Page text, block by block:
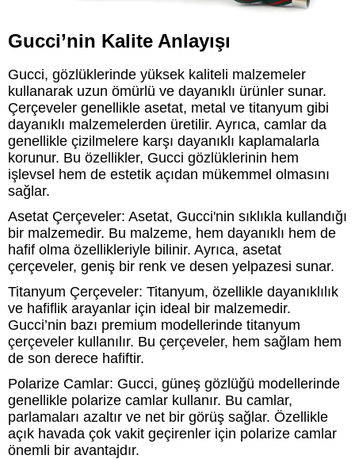
Gucci’nin Kalite Anlayışı
Gucci, gözlüklerinde yüksek kaliteli malzemeler
kullanarak uzun ömürlü ve dayanıklı ürünler sunar.
Çerçeveler genellikle asetat, metal ve titanyum gibi
dayanıklı malzemelerden üretilir. Ayrıca, camlar da
genellikle çizilmelere karşı dayanıklı kaplamalarla
korunur. Bu özellikler, Gucci gözlüklerinin hem
işlevsel hem de estetik açıdan mükemmel olmasını
sağlar.
Asetat Çerçeveler: Asetat, Gucci'nin sıklıkla kullandığı
bir malzemedir. Bu malzeme, hem dayanıklı hem de
hafif olma özellikleriyle bilinir. Ayrıca, asetat
çerçeveler, geniş bir renk ve desen yelpazesi sunar.
Titanyum Çerçeveler: Titanyum, özellikle dayanıklılık
ve hafiflik arayanlar için ideal bir malzemedir.
Gucci’nin bazı premium modellerinde titanyum
çerçeveler kullanılır. Bu çerçeveler, hem sağlam hem
de son derece hafiftir.
Polarize Camlar: Gucci, güneş gözlüğü modellerinde
genellikle polarize camlar kullanır. Bu camlar,
parlamaları azaltır ve net bir görüş sağlar. Özellikle
açık havada çok vakit geçirenler için polarize camlar
önemli bir avantajdır.